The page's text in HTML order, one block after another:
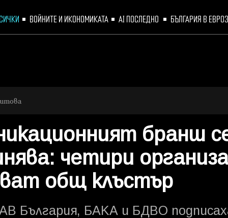
ВОЙНИТЕ И ИКОНОМИКАТА AI ПОСЛЕДНО БЪЛГАРИЯ В
бранш
четири
общ клъстър
България, БАКА и БДВО